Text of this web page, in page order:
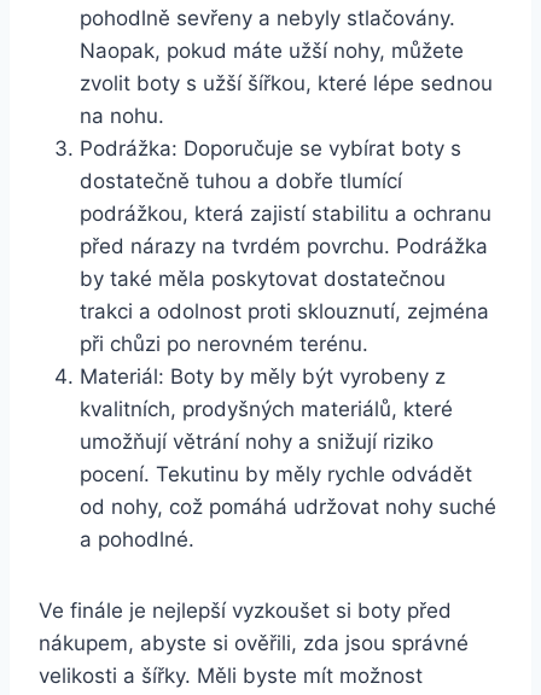
pohodlně sevřeny a nebyly stlačovány.
Naopak, pokud máte‍ užší nohy, ⁢můžete
zvolit boty s užší šířkou, které lépe‌ sednou
na ‌nohu.
Podrážka: Doporučuje se vybírat boty s
dostatečně tuhou ⁢a⁢ dobře ‍tlumící
podrážkou, která zajistí stabilitu ⁢a ochranu
před ⁤nárazy na⁢ tvrdém povrchu. Podrážka
by také měla poskytovat dostatečnou
trakci a⁣ odolnost proti sklouznutí, zejména
při chůzi po nerovném terénu.
Materiál: Boty by měly být vyrobeny z
kvalitních, ⁤prodyšných materiálů, které
umožňují ⁢větrání ⁤nohy a snižují riziko
pocení. Tekutinu ‍by měly rychle odvádět
od nohy, což pomáhá udržovat ​nohy suché
a pohodlné.
Ve finále je⁣ nejlepší vyzkoušet si⁢ boty před
nákupem, abyste si ověřili, zda jsou správné
velikosti a šířky. Měli⁢ byste⁣ mít možnost